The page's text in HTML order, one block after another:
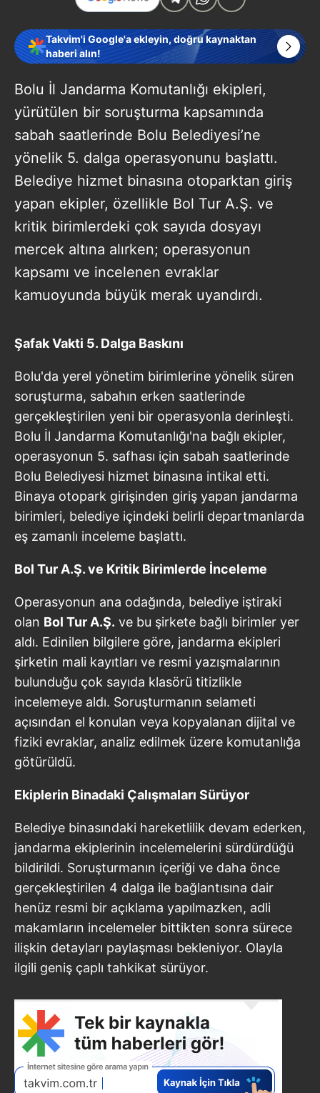
Takvim'i Google'a ekleyin, doğru kaynaktan
haberi alın!
Bolu İl Jandarma Komutanlığı ekipleri,
yürütülen bir soruşturma kapsamında
sabah saatlerinde Bolu Belediyesi’ne
yönelik 5. dalga operasyonunu başlattı.
Belediye hizmet binasına otoparktan giriş
yapan ekipler, özellikle Bol Tur A.Ş. ve
kritik birimlerdeki çok sayıda dosyayı
mercek altına alırken; operasyonun
kapsamı ve incelenen evraklar
kamuoyunda büyük merak uyandırdı.
Şafak Vakti 5. Dalga Baskını
Bolu'da yerel yönetim birimlerine yönelik süren
soruşturma, sabahın erken saatlerinde
gerçekleştirilen yeni bir operasyonla derinleşti.
Bolu İl Jandarma Komutanlığı'na bağlı ekipler,
operasyonun 5. safhası için sabah saatlerinde
Bolu Belediyesi hizmet binasına intikal etti.
Binaya otopark girişinden giriş yapan jandarma
birimleri, belediye içindeki belirli departmanlarda
eş zamanlı inceleme başlattı.
Bol Tur A.Ş. ve Kritik Birimlerde İnceleme
Operasyonun ana odağında, belediye iştiraki
olan Bol Tur A.Ş. ve bu şirkete bağlı birimler yer
aldı. Edinilen bilgilere göre, jandarma ekipleri
şirketin mali kayıtları ve resmi yazışmalarının
bulunduğu çok sayıda klasörü titizlikle
incelemeye aldı. Soruşturmanın selameti
açısından el konulan veya kopyalanan dijital ve
fiziki evraklar, analiz edilmek üzere komutanlığa
götürüldü.
Ekiplerin Binadaki Çalışmaları Sürüyor
Belediye binasındaki hareketlilik devam ederken,
jandarma ekiplerinin incelemelerini sürdürdüğü
bildirildi. Soruşturmanın içeriği ve daha önce
gerçekleştirilen 4 dalga ile bağlantısına dair
henüz resmi bir açıklama yapılmazken, adli
makamların incelemeler bittikten sonra sürece
ilişkin detayları paylaşması bekleniyor. Olayla
ilgili geniş çaplı tahkikat sürüyor.